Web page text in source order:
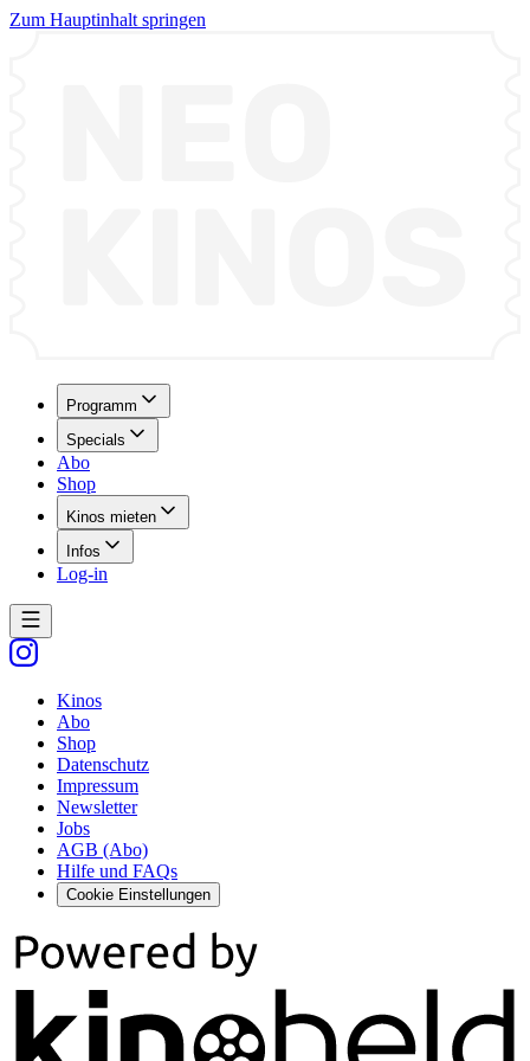
Zum Hauptinhalt springen
Programm
Specials
Abo
Shop
Kinos mieten
Infos
Log-in
Kinos
Abo
Shop
Datenschutz
Impressum
Newsletter
Jobs
AGB (Abo)
Hilfe und FAQs
Cookie Einstellungen